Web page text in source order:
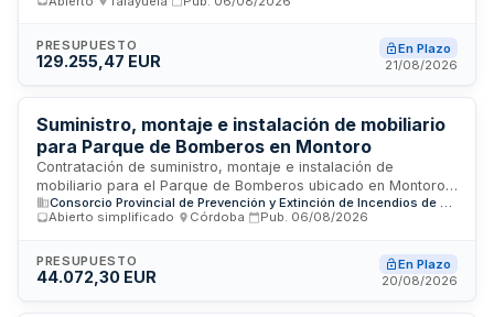
sistemas de calefacción de las instalaciones municipales del
en dos lotes diferenciados, con una duración de dos años
prorrogable por un año adicional, y se ejecutará en el
El precio se determina por unitario variable según el
consumo efectivo, sin posibilidad de revisión de precios.
PRESUPUESTO
129.255,47 EUR
En Plazo
21/08/2026
Suministro, montaje e instalación de mobiliario
para Parque de Bomberos en Montoro
Contratación de suministro, montaje e instalación de
mobiliario para el Parque de Bomberos ubicado en Montoro,
estructurada en tres lotes independientes: mobiliario de
cocina con electrodomésticos, mobiliario para vestuarios y
procedimiento se tramita mediante licitación electrónica con
procedimiento abierto simplificado abreviado, conforme a la
Consorcio Provincial de Prevención y Extinción de Incendios de Córdoba (CPPEI)
Abierto simplificado
Córdoba Pub. 06/08/2026
PRESUPUESTO
44.072,30 EUR
En Plazo
20/08/2026